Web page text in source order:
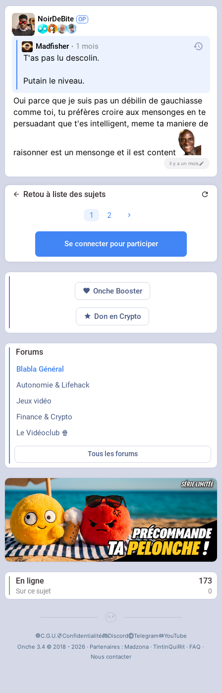
NoirDeBite
Madfisher 1 mois
T'as pas lu descolin.
Putain le niveau.
Oui parce que je suis pas un débilin de gauchiasse
comme toi, tu préfères croire aux mensonges en te
persuadant que t'es intelligent, meme ta maniere de
raisonner est un mensonge et il est content
il y a un mois
Retou à liste des sujets
1 2
Se connecter pour participer
Forums
Blabla Général
Autonomie & Lifehack
Jeux vidéo
Finance & Crypto
Le Vidéoclub 🍿
Tous les forums
En ligne 173
Sur ce sujet 0
Onche Booster
Don en Crypto
C.G.U. Confidentialité Discord Telegram
YouTube
Onche 3.4 © 2018 - 2026 · Partenaires : Madzona· TintinQuiRit· FAQ ·
Nous contacter